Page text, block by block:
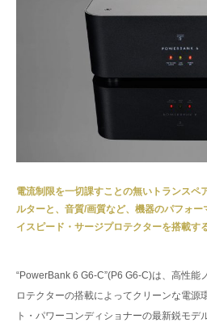
電流制限を一切課すことの無いトランスペ
ルターと、音質/画質など、機器のパフォー
イスピード・サージプロテクターを搭載す
“PowerBank 6 G6-C”(P6 G6-C)は、高性
ロテクターの搭載によってクリーンな電源
ト・パワーコンディショナーの最新鋭モデ